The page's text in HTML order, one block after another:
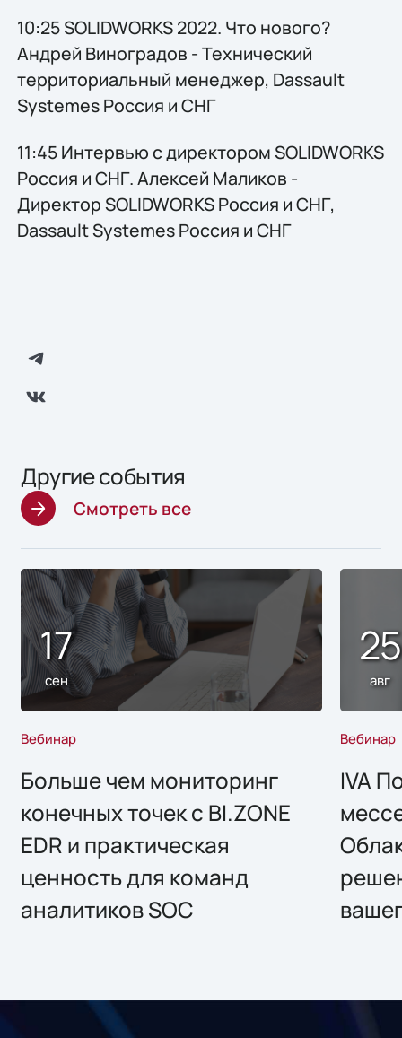
10:25 SOLIDWORKS 2022. Что нового?
Андрей Виноградов - Технический
территориальный менеджер, Dassault
Systemes Россия и СНГ
11:45 Интервью с директором SOLIDWORKS
Россия и СНГ. Алексей Маликов -
Директор SOLIDWORKS Россия и СНГ,
Dassault Systemes Россия и СНГ
Другие события
Смотреть все
17
сен
Вебинар
Больше чем мониторинг
конечных точек с BI.ZONE
EDR и практическая
ценность для команд
аналитиков SOC
25
авг
Вебинар
IVA